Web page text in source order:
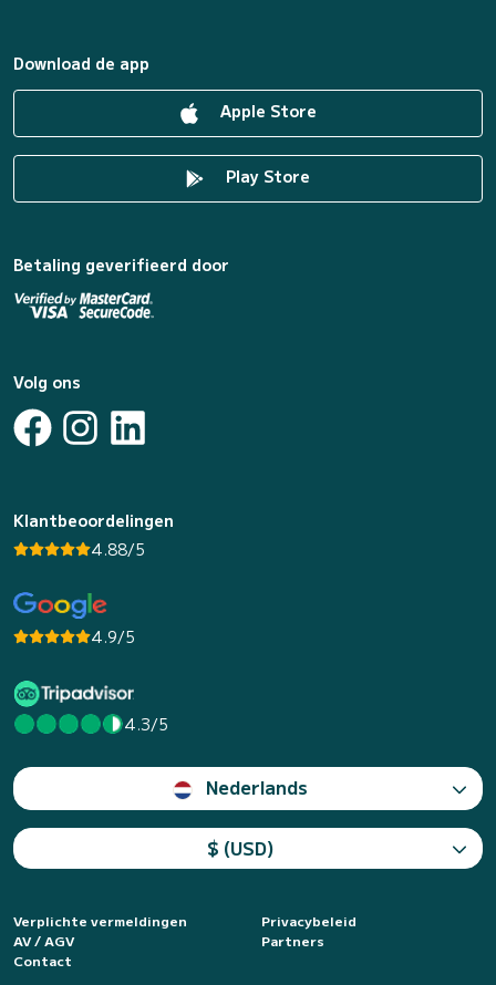
Download de app
Apple Store
Play Store
Betaling geverifieerd door
Volg ons
Klantbeoordelingen
4.88/5
4.9/5
4.3/5
Nederlands
$ (USD)
Verplichte vermeldingen
Privacybeleid
AV / AGV
Partners
Contact